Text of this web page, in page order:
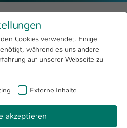
4
Open submenu
Forschungsschwerpunkte
Products and
Cookies verwendet. Einige
während es uns andere
auf unserer Webseite zu
Externe Inhalte
akzeptieren